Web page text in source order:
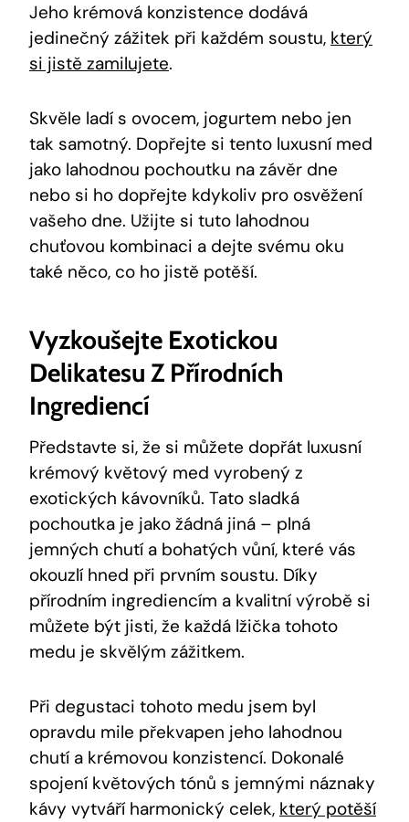
Jeho krémová konzistence dodává
jedinečný zážitek při každém soustu, který
si jistě zamilujete.
Skvěle ladí s ovocem, jogurtem nebo jen
tak samotný. Dopřejte si tento luxusní med
jako lahodnou pochoutku na závěr dne
nebo si ho dopřejte kdykoliv pro osvěžení
vašeho dne. Užijte si tuto lahodnou
chuťovou kombinaci a dejte svému oku
také něco, co ho jistě potěší.
Vyzkoušejte Exotickou
Delikatesu Z Přírodních
Ingrediencí
Představte si, že si můžete dopřát luxusní
krémový květový med vyrobený z
exotických kávovníků. Tato sladká
pochoutka je jako žádná jiná – plná
jemných chutí a bohatých vůní, které vás
okouzlí hned při prvním soustu. Díky
přírodním ingrediencím a kvalitní výrobě si
můžete být jisti, že každá lžička tohoto
medu je skvělým zážitkem.
Při degustaci tohoto medu jsem byl
opravdu mile překvapen jeho lahodnou
chutí a krémovou konzistencí. Dokonalé
spojení květových tónů s jemnými náznaky
kávy vytváří harmonický celek, který potěší